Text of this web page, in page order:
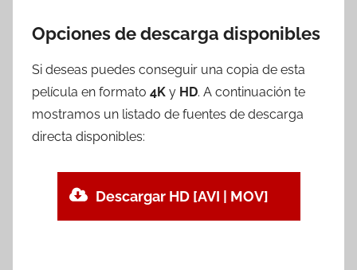
Opciones de descarga disponibles
Si deseas puedes conseguir una copia de esta
película en formato 4K y HD. A continuación te
mostramos un listado de fuentes de descarga
directa disponibles:
Descargar HD [AVI | MOV]